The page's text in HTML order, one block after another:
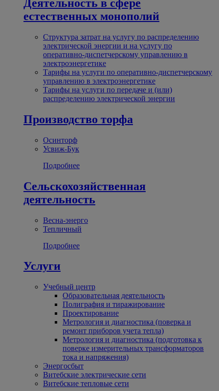
Деятельность в сфере
естественных монополий
Структура затрат на услугу по распределению
электрической энергии и на услугу по
оперативно-диспетчерскому управлению в
электроэнергетике
Тарифы на услуги по оперативно-диспетчерскому
управлению в электроэнергетике
Тарифы на услуги по передаче и (или)
распределению электрической энергии
Производство торфа
Осинторф
Усвиж-Бук
Подробнее
Сельскохозяйственная
деятельность
Весна-энерго
Тепличный
Подробнее
Услуги
Учебный центр
Образовательная деятельность
Полиграфия и тиражирование
Проектирование
Метрология и диагностика (поверка и
ремонт приборов учета тепла)
Метрология и диагностика (подготовка к
поверке измерительных трансформаторов
тока и напряжения)
Энергосбыт
Витебские электрические сети
Витебские тепловые сети